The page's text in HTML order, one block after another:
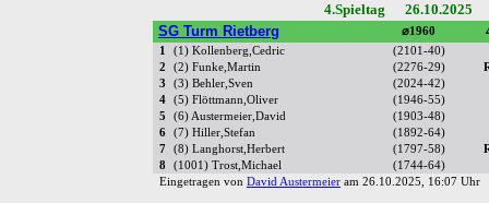
4.Spieltag 26.10.2025
SG Turm Rietberg
⌀1960
1 (1) Kollenberg,Cedric
(2101-40)
2
(2) Funke,Martin (2276-29)
3
(3) Behler,Sven
(2024-42)
4
(5) Flöttmann,Oliver
(1946-55)
5
(6) Austermeier,David
(1903-48)
6
(7) Hiller,Stefan
(1892-64)
7
(8) Langhorst,Herbert (1797-58)
8
(1001) Trost,Michael
(1744-64)
Eingetragen von David Austermeier am 26.10.2025, 16:07 Uhr